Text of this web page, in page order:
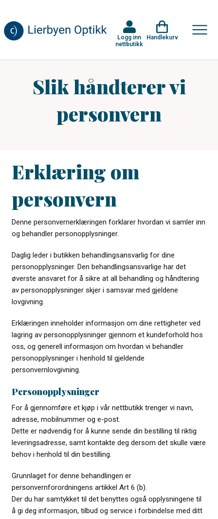
Logg inn
nettbutikk
Handlekurv
Slik håndterer vi
personvern
Erklæring om
personvern
Denne personvernerklæringen forklarer hvordan vi samler inn
og behandler personopplysninger.
Daglig leder i butikken behandlingsansvarlig for dine
personopplysninger. Den behandlingsansvarlige har det
øverste ansvaret for å sikre at all behandling og håndtering
av personopplysninger skjer i samsvar med gjeldene
lovgivning.
Erklæringen inneholder informasjon om dine rettigheter ved
lagring av personopplysninger gjennom et kundeforhold hos
oss, og generell informasjon om hvordan vi behandler
personopplysninger i henhold til gjeldende
personvernlovgivning.
Personopplysninger
For å gjennomføre et kjøp i vår nettbutikk trenger vi navn,
adresse, mobilnummer og e-post.
Dette er nødvendig for å kunne sende din bestilling til riktig
leveringsadresse, samt kontakte deg dersom det skulle være
behov i henhold til din bestilling.
Grunnlaget for denne behandlingen er
personvernforordningens artikkel Art 6 (b).
Der du har samtykket til det benyttes også opplysningene til
å gi deg informasjon, tilbud og service i forbindelse med ditt